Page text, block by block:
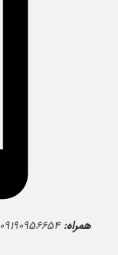
همراه: ۰۹۱۹۰۹۵۶۶۵۴